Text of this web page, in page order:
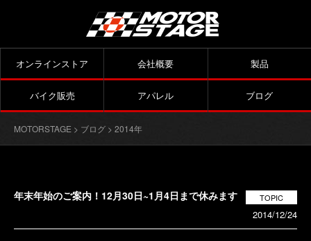
オンラインストア 会社概要 製品
バイク販売 アパレル ブログ
MOTORSTAGE > ブログ > 2014年
年末年始のご案内！12月30日~1月4日まで休みます TOPIC
2014/12/24